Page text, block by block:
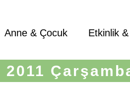
Anne & Çocuk Etkinlik
2011